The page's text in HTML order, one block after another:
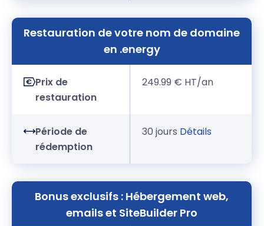
Restauration de votre nom de domaine
en .energy
Prix de
restauration
249.99 € HT/an
Période de
rédemption
30 jours Détails
Bonus exclusifs : Hébergement web,
emails et SiteBuilder Pro